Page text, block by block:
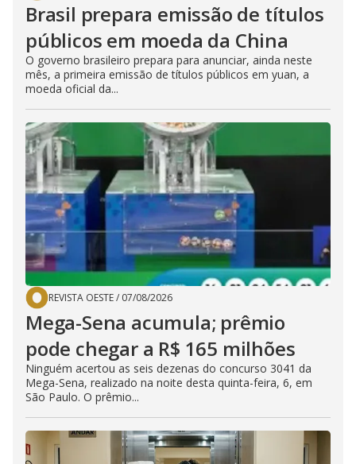
Brasil prepara emissão de títulos
públicos em moeda da China
O governo brasileiro prepara para anunciar, ainda neste
mês, a primeira emissão de títulos públicos em yuan, a
moeda oficial da...
REVISTA OESTE/ 07/08/2026
Mega-Sena acumula; prêmio
pode chegar a R$ 165 milhões
Ninguém acertou as seis dezenas do concurso 3041 da
Mega-Sena, realizado na noite desta quinta-feira, 6, em
São Paulo. O prêmio...